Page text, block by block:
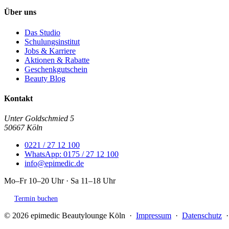
Über uns
Das Studio
Schulungsinstitut
Jobs & Karriere
Aktionen & Rabatte
Geschenkgutschein
Beauty Blog
Kontakt
Unter Goldschmied 5
50667 Köln
0221 / 27 12 100
WhatsApp: 0175 / 27 12 100
info@epimedic.de
Mo–Fr 10–20 Uhr · Sa 11–18 Uhr
Termin buchen
© 2026 epimedic Beautylounge Köln · Impressum · Datenschutz ·